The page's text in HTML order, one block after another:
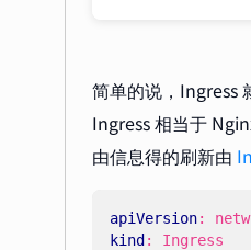
简单的说，Ingress
Ingress 相当于
由信息得的刷新由
apiVersion:
kind:
Ingress